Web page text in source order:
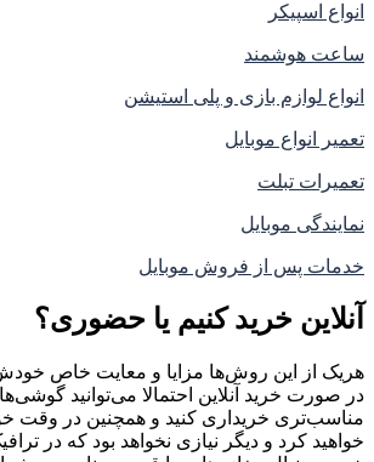
انواع اسپیکر
ساعت هوشمند
انواع لوازم بازی و پلی استیشن
تعمیر انواع موبایل
تعمیرات تبلت
نمایندگی موبایل
خدمات پس از فروش موبایل
آنلاین خرید کنیم یا حضوری؟
هریک از این روش‌ها مزایا و معایت خاص خودش
در صورت خرید آنلاین احتمالا می‌توانید
مناسب‌تری خریداری کنید و همچنین در وقت
خواهید کرد و دیگر نیازی نخواهد بود که در